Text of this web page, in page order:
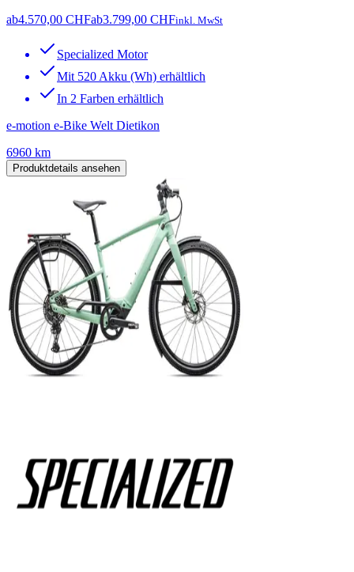
ab4.570,00 CHFab3.799,00 CHFinkl. MwSt
Specialized Motor
Mit 520 Akku (Wh) erhältlich
In 2 Farben erhältlich
e-motion e-Bike Welt Dietikon
6960 km
Produktdetails ansehen